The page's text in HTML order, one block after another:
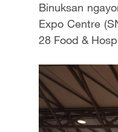
Binuksan
Expo Centre
28 Food &